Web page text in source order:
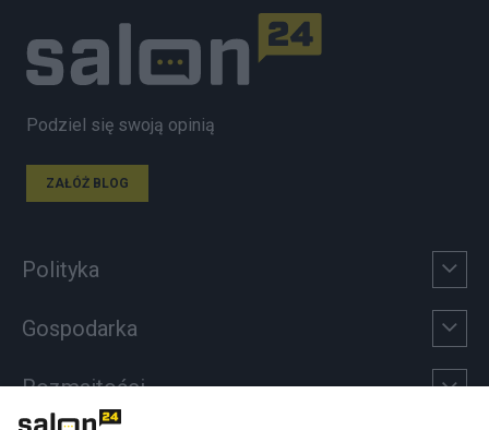
Podziel się swoją opinią
ZAŁÓŻ BLOG
Polityka
Gospodarka
Rozmaitości